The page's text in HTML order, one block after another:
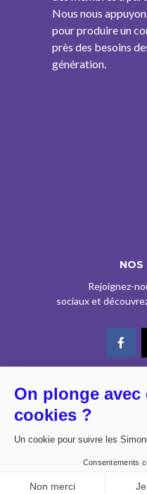
Nous nous
pour produire un
près des besoins
génération.
NOS
Rejoignez-
sociaux et
© CE SITE EST AGRÉÉ COMME
CPPAP SOUS LE N°
POLITIQUE
On plonge avec
cookies ?
Un cookie pour suivre les
Consentements
Non merci